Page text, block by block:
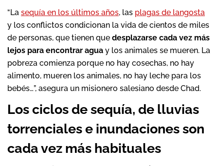
“La sequía en los últimos años, las plagas de langosta
y los conflictos condicionan la vida de cientos de miles
de personas, que tienen que desplazarse cada vez más
lejos para encontrar agua y los animales se mueren. La
pobreza comienza porque no hay cosechas, no hay
alimento, mueren los animales, no hay leche para los
bebés…”, asegura un misionero salesiano desde Chad.
Los ciclos de sequía, de lluvias
torrenciales e inundaciones son
cada vez más habituales